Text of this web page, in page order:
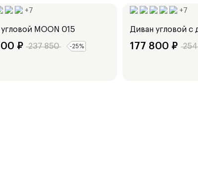
+ 7
MOON 015
₽ 237 850 -25%
+ 7
Диван угловой с
177 800 ₽